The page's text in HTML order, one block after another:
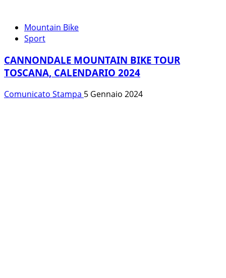
Mountain Bike
Sport
CANNONDALE MOUNTAIN BIKE TOUR
TOSCANA, CALENDARIO 2024
Comunicato Stampa 5 Gennaio 2024